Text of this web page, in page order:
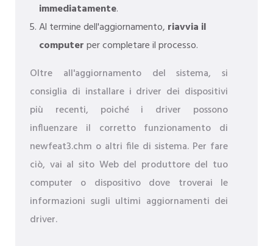
immediatamente.
Al termine dell'aggiornamento, riavvia il
computerper completare il processo.
Oltre all'aggiornamento del sistema, si
consiglia di installare i driver dei dispositivi
più recenti, poiché i driver possono
influenzare il corretto funzionamento di
newfeat3.chm o altri file di sistema. Per fare
ciò, vai al sito Web del produttore del tuo
computer o dispositivo dove troverai le
informazioni sugli ultimi aggiornamenti dei
driver.